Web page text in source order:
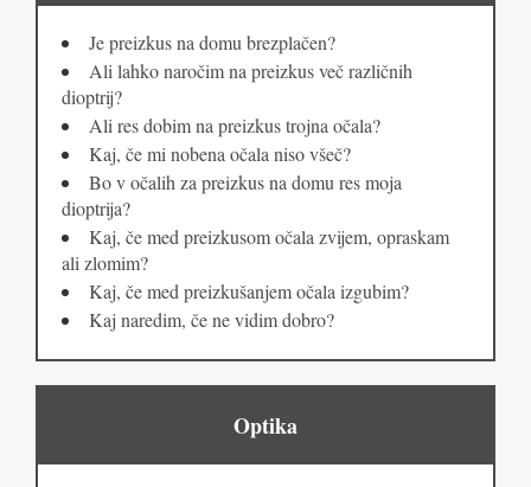
Je preizkus na domu brezplačen?
Ali lahko naročim na preizkus več različnih
dioptrij?
Ali res dobim na preizkus trojna očala?
Kaj, če mi nobena očala niso všeč?
Bo v očalih za preizkus na domu res moja
dioptrija?
Kaj, če med preizkusom očala zvijem, opraskam
ali zlomim?
Kaj, če med preizkušanjem očala izgubim?
Kaj naredim, če ne vidim dobro?
Optika